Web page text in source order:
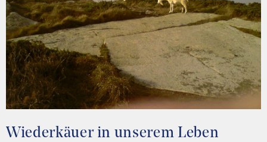
Wiederkäuer in unserem Leben